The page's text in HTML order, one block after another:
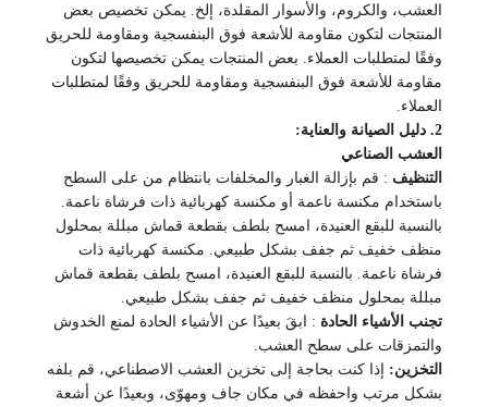
العشب، والكروم، والأسوار المقلدة، إلخ. يمكن تخصيص بعض
المنتجات لتكون مقاومة للأشعة فوق البنفسجية ومقاومة للحريق
وفقًا لمتطلبات العملاء. بعض المنتجات يمكن تخصيصها لتكون
مقاومة للأشعة فوق البنفسجية ومقاومة للحريق وفقًا لمتطلبات
العملاء.
2. دليل الصيانة والعناية:
العشب الصناعي
التنظيف : قم بإزالة الغبار والمخلفات بانتظام من على السطح
باستخدام مكنسة ناعمة أو مكنسة كهربائية ذات فرشاة ناعمة.
بالنسبة للبقع العنيدة، امسح بلطف بقطعة قماش مبللة بمحلول
منظف خفيف ثم جفف بشكل طبيعي. مكنسة كهربائية ذات
فرشاة ناعمة. بالنسبة للبقع العنيدة، امسح بلطف بقطعة قماش
مبللة بمحلول منظف خفيف ثم جفف بشكل طبيعي.
تجنب الأشياء الحادة : ابقَ بعيدًا عن الأشياء الحادة لمنع الخدوش
والتمزقات على سطح العشب.
التخزين: إذا كنت بحاجة إلى تخزين العشب الاصطناعي، قم بلفه
بشكل مرتب واحفظه في مكان جاف ومهوّى، وبعيدًا عن أشعة